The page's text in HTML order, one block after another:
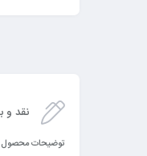
نقد و
توضیحات